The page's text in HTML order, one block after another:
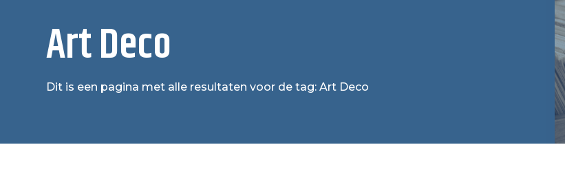
Art Deco
Dit is een pagina met alle resultaten voor de tag: Art Deco